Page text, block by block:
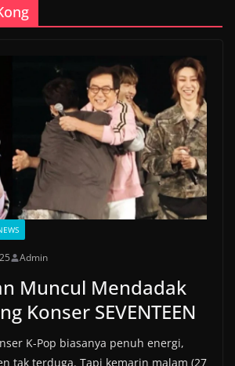
Admin
Muncul Mendadak
Konser SEVENTEEN
K-Pop biasanya penuh energi,
tak terduga. Tapi kemarin malam (27